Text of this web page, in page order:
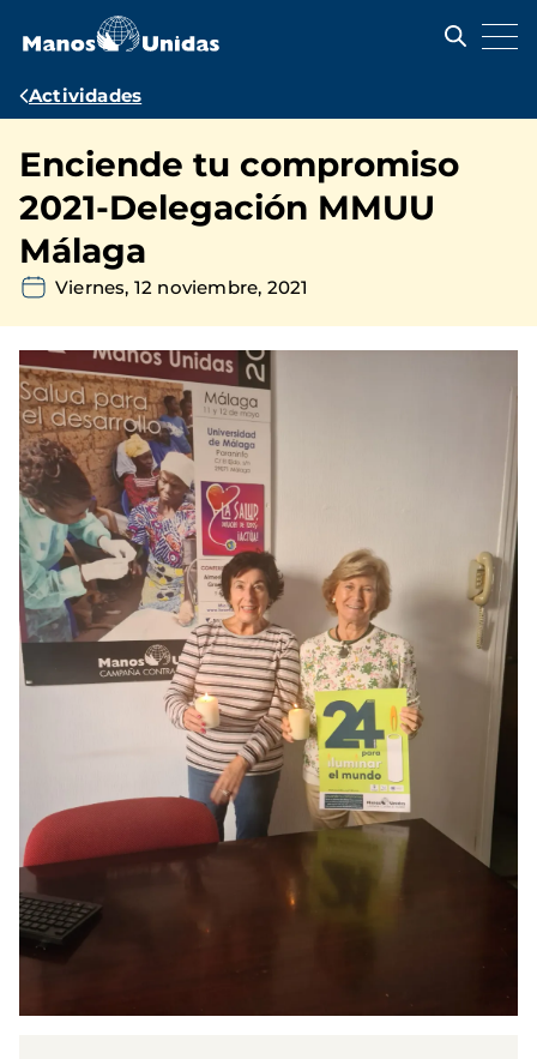
contenido
Ruta
navegación
Actividades
Enciende tu compromiso
2021-Delegación MMUU
Málaga
Viernes, 12 noviembre, 2021